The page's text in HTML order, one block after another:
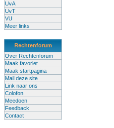
UvA
UvT
VU
Meer links
Rechtenforum
Over Rechtenforum
Maak favoriet
Maak startpagina
Mail deze site
Link naar ons
Colofon
Meedoen
Feedback
Contact